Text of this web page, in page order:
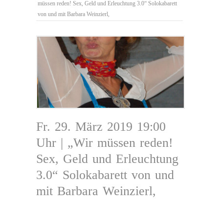
müssen reden! Sex, Geld und Erleuchtung 3.0“ Solokabarett
von und mit Barbara Weinzierl,
Fr. 29. März 2019 19:00
Uhr | „Wir müssen reden!
Sex, Geld und Erleuchtung
3.0“ Solokabarett von und
mit Barbara Weinzierl,